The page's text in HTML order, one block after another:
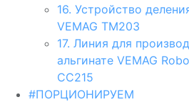
16. Устройство
VEMAG TM203
17. Линия для
альгинате VEMAG
CC215
#ПОРЦИОНИРУЕМ